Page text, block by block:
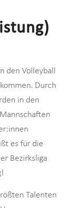
den Volleyball
Durch
in den
es für die
Bezirksliga
Talenten